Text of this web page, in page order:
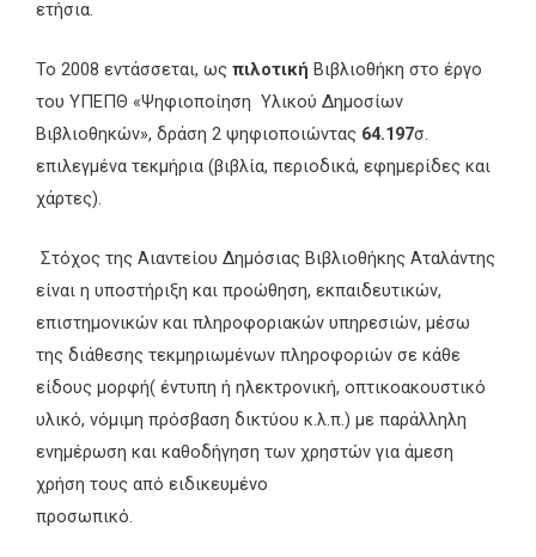
ετήσια.
Το 2008 εντάσσεται, ως πιλοτική Βιβλιοθήκη στο έργο
του ΥΠΕΠΘ «Ψηφιοποίηση Υλικού Δημοσίων
Βιβλιοθηκών», δράση 2 ψηφιοποιώντας 64.197σ.
επιλεγμένα τεκμήρια (βιβλία, περιοδικά, εφημερίδες και
χάρτες).
Στόχος της Αιαντείου Δημόσιας Βιβλιοθήκης Αταλάντης
είναι η υποστήριξη και προώθηση, εκπαιδευτικών,
επιστημονικών και πληροφοριακών υπηρεσιών, μέσω
της διάθεσης τεκμηριωμένων πληροφοριών σε κάθε
είδους μορφή( έντυπη ή ηλεκτρονική, οπτικοακουστικό
υλικό, νόμιμη πρόσβαση δικτύου κ.λ.π.) με παράλληλη
ενημέρωση και καθοδήγηση των χρηστών για άμεση
χρήση τους από ειδικευμένο
προσωπικό.